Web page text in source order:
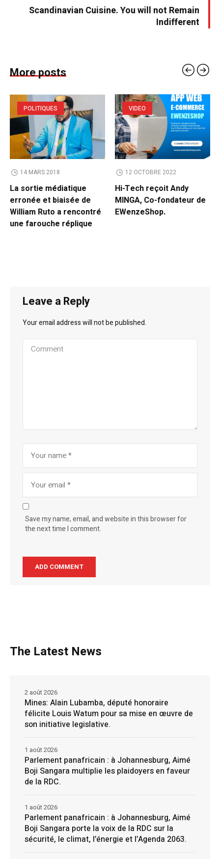
Scandinavian Cuisine. You will not Remain
Indifferent
More posts
POLITIQUES
14 MARS 2018
La sortie médiatique
erronée et biaisée de
William Ruto a rencontré
une farouche réplique
VIDEO
12 OCTOBRE 2022
Hi-Tech reçoit Andy
MINGA, Co-fondateur de
EWenzeShop.
Leave a Reply
Your email address will not be published.
Save my name, email, and website in this browser for
the next time I comment.
The Latest News
Mines: Alain Lubamba, député honoraire
félicite Louis Watum pour sa mise en œuvre de
son initiative legislative.
2 août 2026
Parlement panafricain : à Johannesburg, Aimé
Boji Sangara multiplie les plaidoyers en faveur
de la RDC.
1 août 2026
Parlement panafricain : à Johannesburg, Aimé
Boji Sangara porte la voix de la RDC sur la
sécurité, le climat, l’énergie et l’Agenda 2063.
1 août 2026